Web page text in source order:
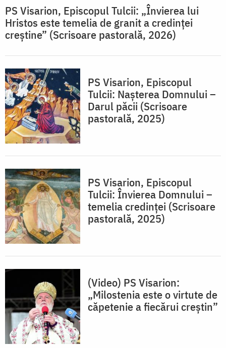
PS Visarion, Episcopul Tulcii: „Învierea lui
Hristos este temelia de granit a credinței
creștine” (Scrisoare pastorală, 2026)
PS Visarion, Episcopul
Tulcii: Nașterea Domnului –
Darul păcii (Scrisoare
pastorală, 2025)
PS Visarion, Episcopul
Tulcii: Învierea Domnului –
temelia credinței (Scrisoare
pastorală, 2025)
(Video) PS Visarion:
„Milostenia este o virtute de
căpetenie a fiecărui creștin”